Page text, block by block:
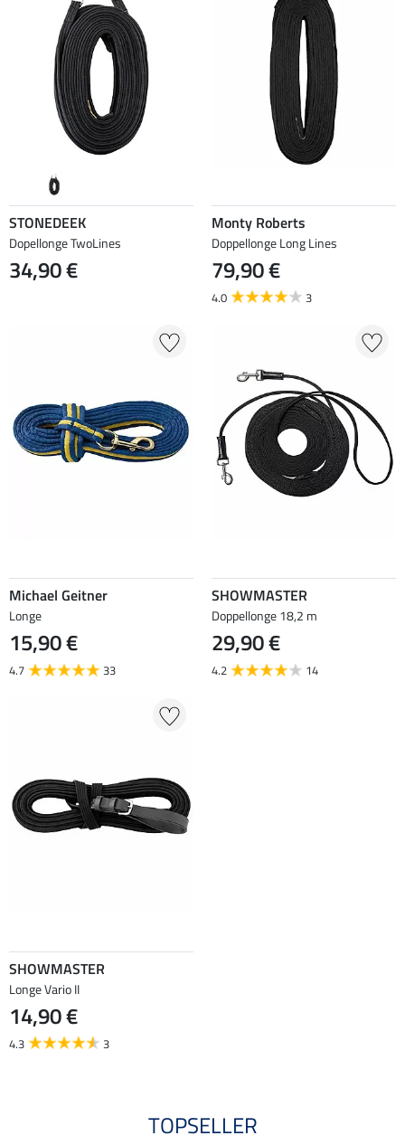
STONEDEEK
Dopellonge TwoLines
34,90 €
Monty Roberts
Doppellonge Long Lines
79,90 €
4.0 3
Michael Geitner
Longe
15,90 €
4.7 33
SHOWMASTER
Doppellonge 18,2 m
29,90 €
4.2 14
SHOWMASTER
Longe Vario II
14,90 €
4.3 3
TOPSELLER